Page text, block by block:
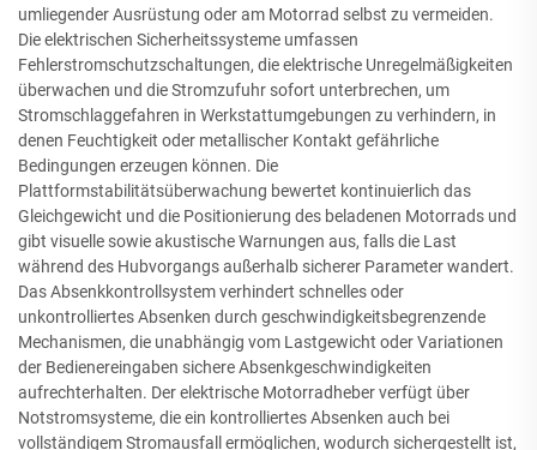
umliegender Ausrüstung oder am Motorrad selbst zu vermeiden.
Die elektrischen Sicherheitssysteme umfassen
Fehlerstromschutzschaltungen, die elektrische Unregelmäßigkeiten
überwachen und die Stromzufuhr sofort unterbrechen, um
Stromschlaggefahren in Werkstattumgebungen zu verhindern, in
denen Feuchtigkeit oder metallischer Kontakt gefährliche
Bedingungen erzeugen können. Die
Plattformstabilitätsüberwachung bewertet kontinuierlich das
Gleichgewicht und die Positionierung des beladenen Motorrads und
gibt visuelle sowie akustische Warnungen aus, falls die Last
während des Hubvorgangs außerhalb sicherer Parameter wandert.
Das Absenkkontrollsystem verhindert schnelles oder
unkontrolliertes Absenken durch geschwindigkeitsbegrenzende
Mechanismen, die unabhängig vom Lastgewicht oder Variationen
der Bedienereingaben sichere Absenkgeschwindigkeiten
aufrechterhalten. Der elektrische Motorradheber verfügt über
Notstromsysteme, die ein kontrolliertes Absenken auch bei
vollständigem Stromausfall ermöglichen, wodurch sichergestellt ist,